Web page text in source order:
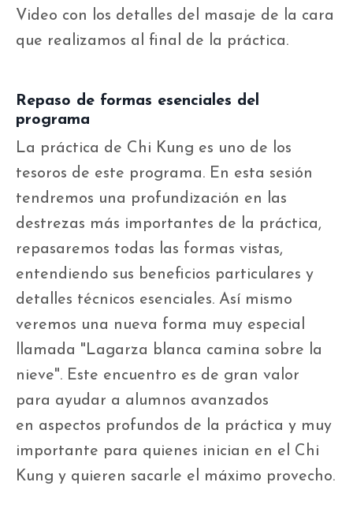
Video con los detalles del masaje de la cara
que realizamos al final de la práctica.
Repaso de formas esenciales del
programa
La práctica de Chi Kung es uno de los
tesoros de este programa. En esta sesión
tendremos una profundización en las
destrezas más importantes de la práctica,
repasaremos todas las formas vistas,
entendiendo sus beneficios particulares y
detalles técnicos esenciales. Así mismo
veremos una nueva forma muy especial
llamada "Lagarza blanca camina sobre la
nieve". Este encuentro es de gran valor
para ayudar a alumnos avanzados
en aspectos profundos de la práctica y muy
importante para quienes inician en el Chi
Kung y quieren sacarle el máximo provecho.